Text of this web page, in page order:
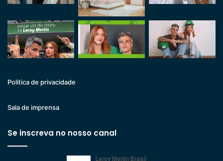
Politica de privacidade
Sala de imprensa
Se inscreva no nosso canal